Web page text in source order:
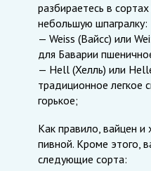
разбираетесь в
небольшую шпагралку:
— Weiss (Вайсс) или
для Баварии
— Hell (Хелль) или
традиционное легкое
горькое;
Как правило, вайцен
пивной. Кроме этого,
следующие сорта: